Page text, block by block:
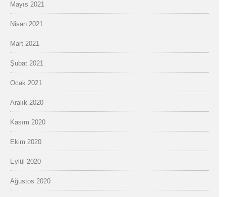
Mayıs 2021
Nisan 2021
Mart 2021
Şubat 2021
Ocak 2021
Aralık 2020
Kasım 2020
Ekim 2020
Eylül 2020
Ağustos 2020